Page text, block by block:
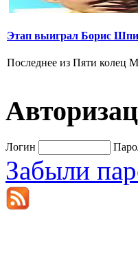
Этап выиграл Борис
Последнее из Пяти колец
Логин
Забыли